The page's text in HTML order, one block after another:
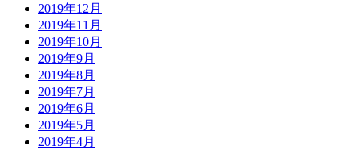
2019年12月
2019年11月
2019年10月
2019年9月
2019年8月
2019年7月
2019年6月
2019年5月
2019年4月